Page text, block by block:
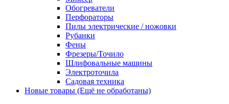
Обогреватели
Перфораторы
Пилы электрические / ножовки
Рубанки
Фены
Фрезеры/Точило
Шлифовальные машины
Электроточила
Садовая техника
Новые товары (Ещё не обработаны)